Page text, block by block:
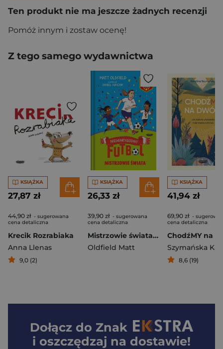
Ten produkt nie ma jeszcze żadnych recenzji
Pomóż innym i zostaw ocenę!
Z tego samego wydawnictwa
KSIĄŻKA
27,87 zł
44,90 zł - sugerowana
cena detaliczna
Krecik Rozrabiaka
Anna Llenas
9,0 (2)
KSIĄŻKA
26,33 zł
39,90 zł - sugerowana
cena detaliczna
Mistrzowie świata. Niewiarygodny futbol
Oldfield Matt
KSIĄŻKA
41,94 zł
69,90 zł -
cena detaliczna
Szymańska
8,6 (19)
Dołącz do Znak
i oszczędzaj na dostawie!